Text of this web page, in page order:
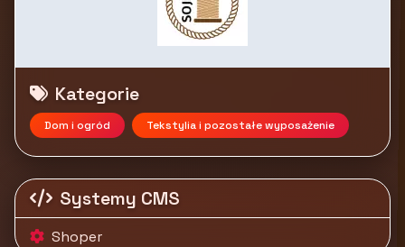
Kategorie
Dom i ogród Tekstylia i pozostałe wyposażenie
Systemy CMS
Shoper